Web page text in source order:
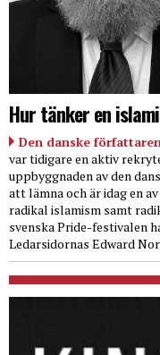
Hur tänker en
Den danske författaren
var tidigare en aktiv
uppbyggnaden av den
att lämna och är idag en
radikal islamism samt
svenska Pride-festivalen
Ledarsidornas Edward